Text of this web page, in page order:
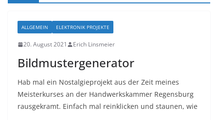
ALLGEMEIN ELEKTRONIK PROJEKTE
20. August 2021 Erich Linsmeier
Bildmustergenerator
Hab mal ein Nostalgieprojekt aus der Zeit meines
Meisterkurses an der Handwerkskammer Regensburg
rausgekramt. Einfach mal reinklicken und staunen, wie